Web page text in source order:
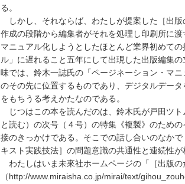
る。
しかし、それならば、わたしが提案した［出
作成の段階から編集者がそれを処理し印刷所に
マニュアル化しようとしたほとんど業界初めて
ル」に遅れること五年にして出現した出版編集
味では、鈴木一誌氏の「ページネーション・マ
のその先に位置するものであり、デジタルデー
をもちうる考えかたなのである。
じつはこの本を読んだのは、鈴木氏が戸田ツ
と読む）の次号（４号）の特集《複製》のため
接のきっかけである。そこでの話し合いのなか
キスト実践技法］の問題意識の共通性と連続性
わたしはいま未來社ホームページの「［出版の
（http://www.miraisha.co.jp/mirai/text/